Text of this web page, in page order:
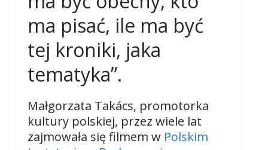
ma pisać, ile ma być
tej kroniki, jaka
tematyka”.
Małgorzata Takács, promotorka
kultury polskiej, przez wiele lat
zajmowała się filmem w Polskim